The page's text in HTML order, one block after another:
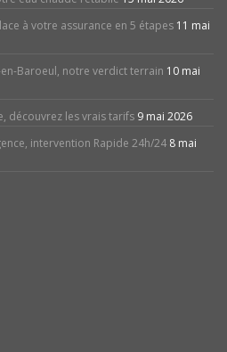
à votre assurance en 5 étapes 11 mai
Baroeul, notre verdict terrain 10 mai
découvrez les vrais tarifs 9 mai 2026
intervention Rapide 24h/24 8 mai